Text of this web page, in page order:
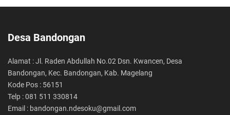
Desa Bandongan
Alamat : Jl. Raden Abdullah No.02 Dsn. Kwancen, Desa
Bandongan, Kec. Bandongan, Kab. Magelang
Kode Pos : 56151
Telp : 081 511 330814
Email : bandongan.ndesoku@gmail.com